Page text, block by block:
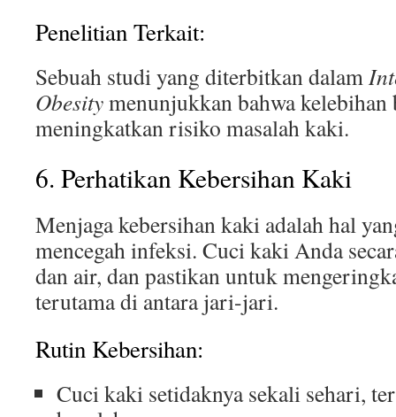
Penelitian Terkait:
Sebuah studi yang diterbitkan dalam
Obesitymenunjukkan bahwa kelebihan
meningkatkan risiko masalah kaki.
6. Perhatikan Kebersihan Kaki
Menjaga kebersihan kaki adalah hal
mencegah infeksi. Cuci kaki Anda
dan air, dan pastikan untuk
terutama di antara jari-jari.
Rutin Kebersihan:
Cuci kaki setidaknya sekali sehari,